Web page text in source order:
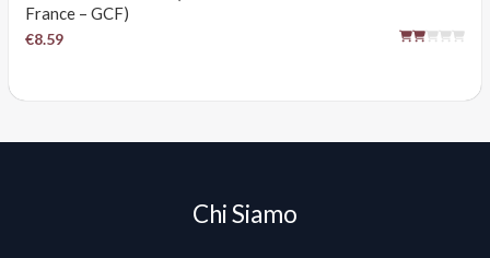
France – GCF)
€8.59
Chi Siamo